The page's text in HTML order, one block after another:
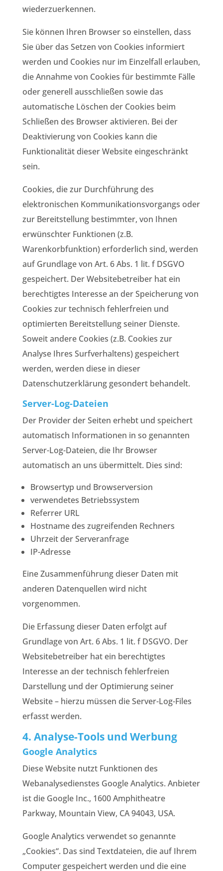
wiederzuerkennen.
Sie können Ihren Browser so einstellen, dass
Sie über das Setzen von Cookies informiert
werden und Cookies nur im Einzelfall erlauben,
die Annahme von Cookies für bestimmte Fälle
oder generell ausschließen sowie das
automatische Löschen der Cookies beim
Schließen des Browser aktivieren. Bei der
Deaktivierung von Cookies kann die
Funktionalität dieser Website eingeschränkt
sein.
Cookies, die zur Durchführung des
elektronischen Kommunikationsvorgangs oder
zur Bereitstellung bestimmter, von Ihnen
erwünschter Funktionen (z.B.
Warenkorbfunktion) erforderlich sind, werden
auf Grundlage von Art. 6 Abs. 1 lit. f DSGVO
gespeichert. Der Websitebetreiber hat ein
berechtigtes Interesse an der Speicherung von
Cookies zur technisch fehlerfreien und
optimierten Bereitstellung seiner Dienste.
Soweit andere Cookies (z.B. Cookies zur
Analyse Ihres Surfverhaltens) gespeichert
werden, werden diese in dieser
Datenschutzerklärung gesondert behandelt.
Server-Log-Dateien
Der Provider der Seiten erhebt und speichert
automatisch Informationen in so genannten
Server-Log-Dateien, die Ihr Browser
automatisch an uns übermittelt. Dies sind:
Browsertyp und Browserversion
verwendetes Betriebssystem
Referrer URL
Hostname des zugreifenden Rechners
Uhrzeit der Serveranfrage
IP-Adresse
Eine Zusammenführung dieser Daten mit
anderen Datenquellen wird nicht
vorgenommen.
Die Erfassung dieser Daten erfolgt auf
Grundlage von Art. 6 Abs. 1 lit. f DSGVO. Der
Websitebetreiber hat ein berechtigtes
Interesse an der technisch fehlerfreien
Darstellung und der Optimierung seiner
Website – hierzu müssen die Server-Log-Files
erfasst werden.
4. Analyse-Tools und Werbung
Google Analytics
Diese Website nutzt Funktionen des
Webanalysedienstes Google Analytics. Anbieter
ist die Google Inc., 1600 Amphitheatre
Parkway, Mountain View, CA 94043, USA.
Google Analytics verwendet so genannte
„Cookies“. Das sind Textdateien, die auf Ihrem
Computer gespeichert werden und die eine